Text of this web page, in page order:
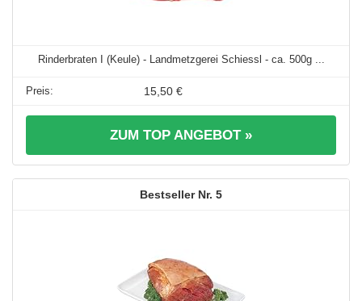
Rinderbraten I (Keule) - Landmetzgerei Schiessl - ca. 500g ...
15,50 €
ZUM TOP ANGEBOT »
5